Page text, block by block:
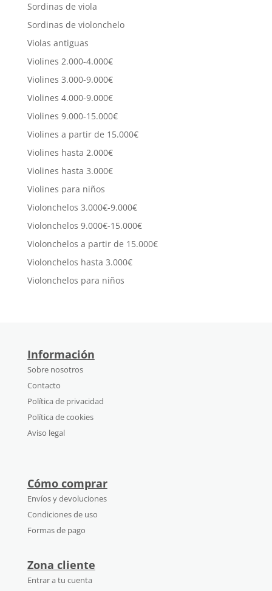
Sordinas de viola
Sordinas de violonchelo
Violas antiguas
Violines 2.000-4.000€
Violines 3.000-9.000€
Violines 4.000-9.000€
Violines 9.000-15.000€
Violines a partir de 15.000€
Violines hasta 2.000€
Violines hasta 3.000€
Violines para niños
Violonchelos 3.000€-9.000€
Violonchelos 9.000€-15.000€
Violonchelos a partir de 15.000€
Violonchelos hasta 3.000€
Violonchelos para niños
Información
Sobre nosotros
Contacto
Política de privacidad
Política de cookies
Aviso legal
Cómo comprar
Envíos y devoluciones
Condiciones de uso
Formas de pago
Zona cliente
Entrar a tu cuenta